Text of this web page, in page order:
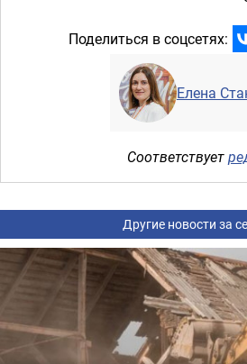
Поделиться в соцсетях:
Елена
Соответствует
Другие новости за